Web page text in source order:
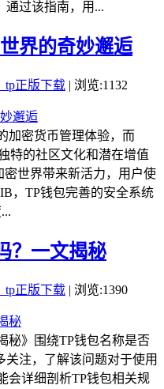
通过该指南，用...
界的奇妙邂逅
tp正版下载 | 浏览:1132
加密货币管理体验，而
特的社区文化和潜在增值
密世界带来新活力，用户使
，TP钱包完善的安全系统
？一文揭秘
tp正版下载 | 浏览:1390
秘》围绕TP钱包名称是否
注，了解该问题对于使用
会详细剖析TP钱包相关规